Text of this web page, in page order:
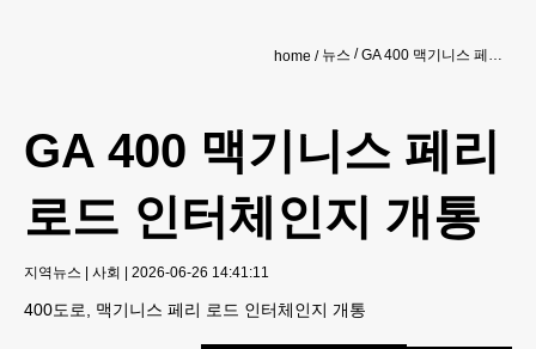
home 뉴스 GA 400 맥기니스 페리 로드 인터체인지 개통
GA 400 맥기니스 페리
로드 인터체인지 개통
지역뉴스 | 사회 | 2026-06-26 14:41:11
400도로, 맥기니스 페리 로드 인터체인지 개통